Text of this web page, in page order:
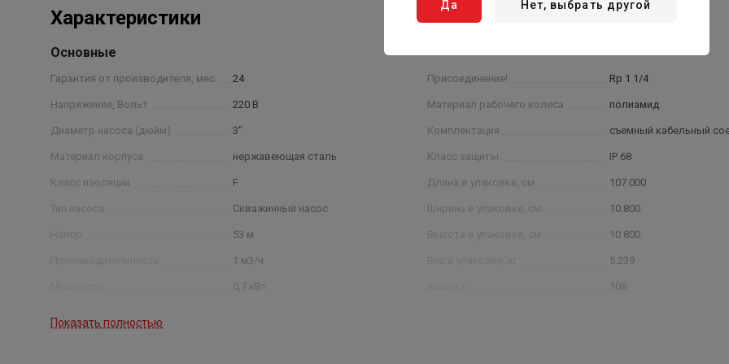
Характеристики
Основные
Гарантия от производителя, мес. 24
Напряжение, Вольт 220 В
Диаметр насоса (дюйм) 3"
Материал корпуса нержавеющая сталь
Класс изоляции F
Тип насоса Скважинный насос
Напор 53 м
1 м3/ч
0,7 кВт
Присоединение! Rp 1 1/4
Материал рабочего колеса полиамид
Комплектация съемный кабельный
Класс защиты IP 68
Длина в упаковке, см. 107.000
Ширина в упаковке, см. 10.800
Высота в упаковке, см. 10.800
5.239
108
Показать полностью
Да Нет, выбрать другой